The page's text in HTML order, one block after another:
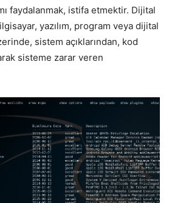
faydalanmak, istifa etmektir. Dijital
yazılım, program veya dijital
sistem açıklarından, kod
sisteme zarar veren